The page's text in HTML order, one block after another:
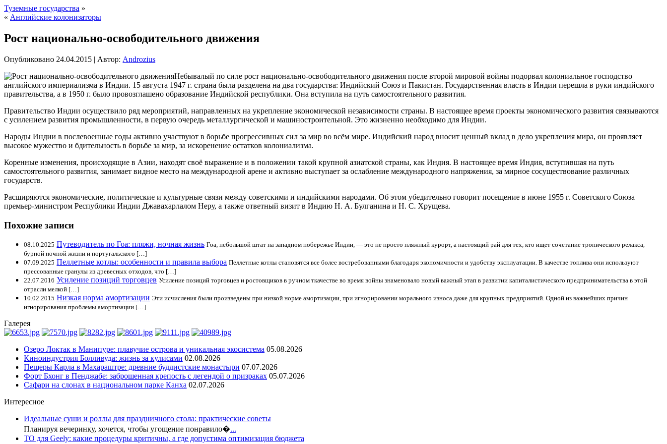
Туземные государства »
« Английские колонизаторы
Рост национально-освободительного движения
Опубликовано 24.04.2015 | Автор: Androzius
Небывалый по силе рост национально-освободительного движения после второй мировой войны подорвал колониальное господство
английского империализма в Индии. 15 августа 1947 г. страна была разделена на два государства: Индийский Союз и Пакистан. Государственная власть в Индии перешла в руки индийского
правительства, а в 1950 г. было провозглашено образование Индийской республики. Она вступила на путь самостоятельного развития.
Правительство Индии осуществило ряд мероприятий, направленных на укрепление экономической независимости страны. В настоящее время проекты экономического развития связываются
с усилением развития промышленности, в первую очередь металлургической и машиностроительной. Это жизненно необходимо для Индии.
Народы Индии в послевоенные годы активно участвуют в борьбе прогрессивных сил за мир во всём мире. Индийский народ вносит ценный вклад в дело укрепления мира, он проявляет
высокое мужество и бдительность в борьбе за мир, за искоренение остатков колониализма.
Коренные изменения, происходящие в Азии, находят своё выражение и в положении такой крупной азиатской страны, как Индия. В настоящее время Индия, вступившая на путь
самостоятельного развития, занимает видное место на международной арене и активно выступает за ослабление международного напряжения, за мирное сосуществование различных
государств.
Расширяются экономические, политические и культурные связи между советскими и индийскими народами. Об этом убедительно говорит посещение в июне 1955 г. Советского Союза
премьер-министром Республики Индии Джавахарлалом Неру, а также ответный визит в Индию Н. А. Булганина и Н. С. Хрущева.
Похожие записи
08.10.2025 Путеводитель по Гоа: пляжи, ночная жизнь Гоа, небольшой штат на западном побережье Индии, — это не просто пляжный курорт, а настоящий рай для тех, кто ищет сочетание тропического релакса,
бурной ночной жизни и португальского […]
07.09.2025 Пеллетные котлы: особенности и правила выбора Пеллетные котлы становятся все более востребованными благодаря экономичности и удобству эксплуатации. В качестве топлива они используют
прессованные гранулы из древесных отходов, что […]
22.07.2016 Усиление позиций торговцев Усиление позиций торговцев и ростовщиков в ручном ткачестве во время войны знаменовало новый важный этап в развитии капиталистического предпринимательства в этой
отрасли мелкой […]
10.02.2015 Низкая норма амортизации Эти исчисления были произведены при низкой норме амортизации, при игнорировании морального износа даже для крупных предприятий. Одной из важнейших причин
игнорирования проблемы амортизации […]
Галерея
Озеро Локтак в Манипуре: плавучие острова и уникальная экосистема 05.08.2026
Киноиндустрия Болливуда: жизнь за кулисами 02.08.2026
Пещеры Карла в Махараштре: древние буддистские монастыри 07.07.2026
Форт Бхонг в Пенджабе: заброшенная крепость с легендой о призраках 05.07.2026
Сафари на слонах в национальном парке Канха 02.07.2026
Интересное
Идеальные суши и роллы для праздничного стола: практические советы
Планируя вечеринку, хочется, чтобы угощение понравило�...
ТО для Geely: какие процедуры критичны, а где допустима оптимизация бюджета